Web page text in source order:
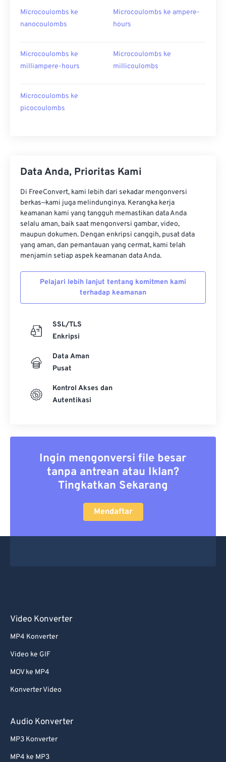
Microcoulombs ke
nanocoulombs
Microcoulombs ke ampere-
hours
Microcoulombs ke
milliampere-hours
Microcoulombs ke
millicoulombs
Microcoulombs ke
picocoulombs
Data Anda, Prioritas Kami
Di FreeConvert, kami lebih dari sekadar mengonversi
berkas—kami juga melindunginya. Kerangka kerja
keamanan kami yang tangguh memastikan data Anda
selalu aman, baik saat mengonversi gambar, video,
maupun dokumen. Dengan enkripsi canggih, pusat data
yang aman, dan pemantauan yang cermat, kami telah
menjamin setiap aspek keamanan data Anda.
Pelajari lebih lanjut tentang komitmen kami
terhadap keamanan
SSL/TLS
Enkripsi
Data Aman
Pusat
Kontrol Akses dan
Autentikasi
Ingin mengonversi file besar
tanpa antrean atau Iklan?
Tingkatkan Sekarang
Mendaftar
Video Konverter
MP4 Konverter
Video ke GIF
MOV ke MP4
Konverter Video
Audio Konverter
MP3 Konverter
MP4 ke MP3